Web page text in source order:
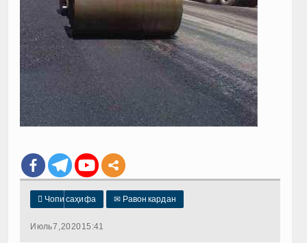
 Чопи саҳифа ✉ Равон кардан
Июль 7, 2020 15:41